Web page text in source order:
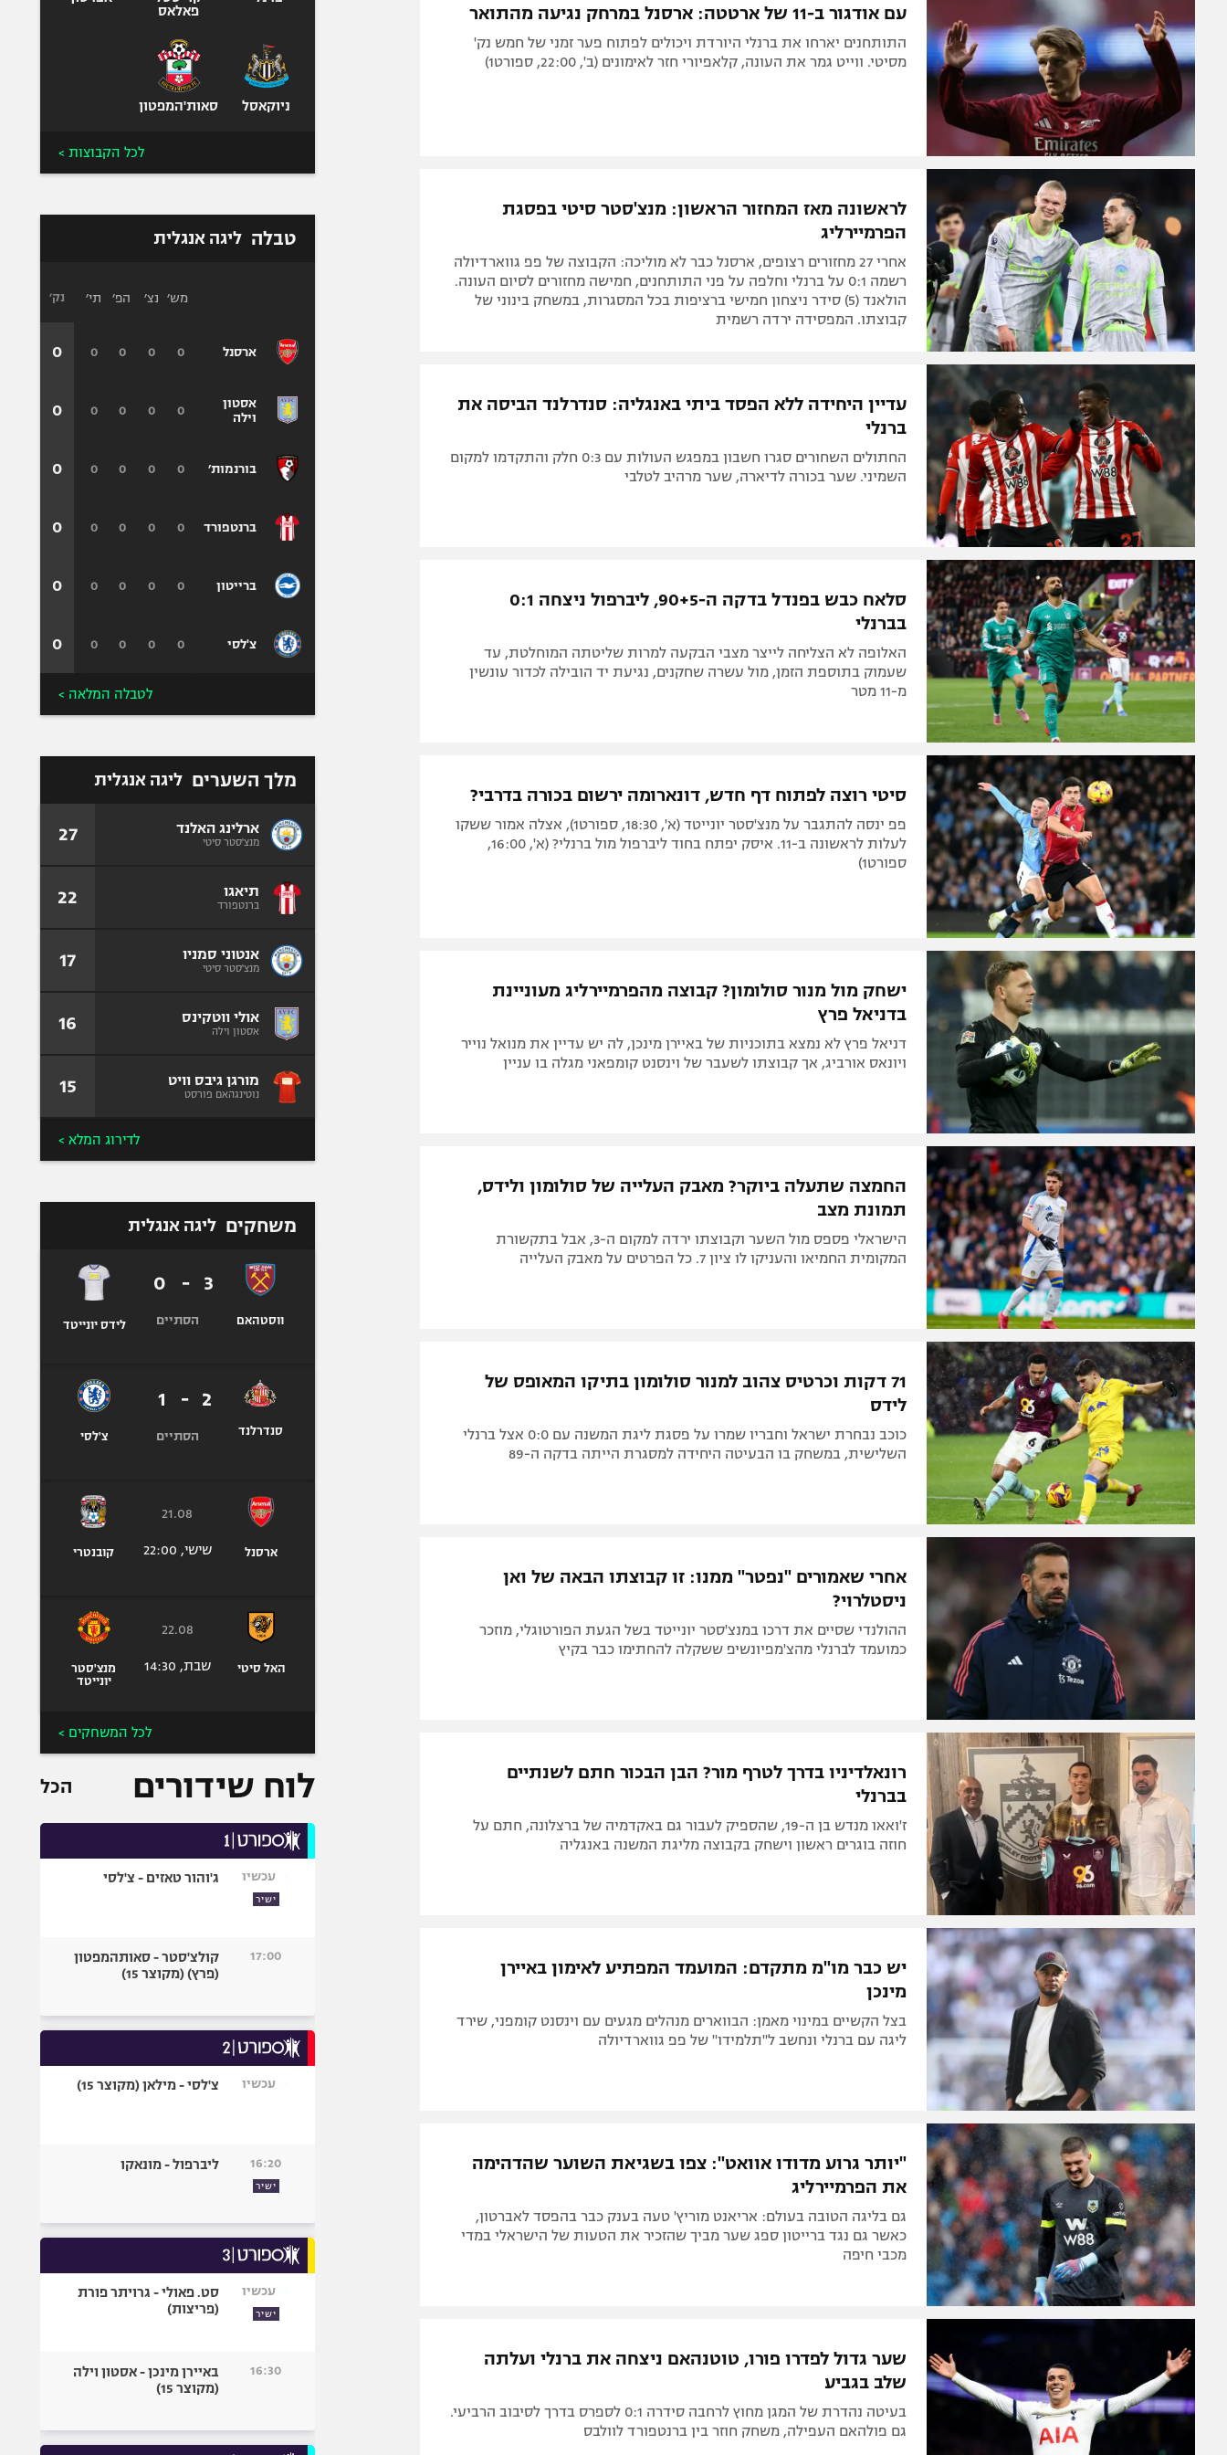
עם אודגור ב-11 של ארטטה: ארסנל במרחק נגיעה מהתואר
התותחנים יארחו את ברנלי היורדת ויכולים לפתוח פער זמני של חמש נק'
מסיטי. ווייט גמר את העונה, קלאפיורי חזר לאימונים (ב', 22:00, ספורט1)
לראשונה מאז המחזור הראשון: מנצ'סטר סיטי בפסגת
הפרמיירליג
אחרי 27 מחזורים רצופים, ארסנל כבר לא מוליכה: הקבוצה של פפ גווארדיולה
רשמה 0:1 על ברנלי וחלפה על פני התותחנים, חמישה מחזורים לסיום העונה.
הולאנד (5) סידר ניצחון חמישי ברציפות בכל המסגרות, במשחק בינוני של
קבוצתו. המפסידה ירדה רשמית
עדיין היחידה ללא הפסד ביתי באנגליה: סנדרלנד הביסה את
ברנלי
החתולים השחורים סגרו חשבון במפגש העולות עם 0:3 חלק והתקדמו למקום
השמיני. שער בכורה לדיארה, שער מרהיב לטלבי
סלאח כבש בפנדל בדקה ה-90+5, ליברפול ניצחה 0:1
בברנלי
האלופה לא הצליחה לייצר מצבי הבקעה למרות שליטתה המוחלטת, עד
שעמוק בתוספת הזמן, מול עשרה שחקנים, נגיעת יד הובילה לכדור עונשין
מ-11 מטר
סיטי רוצה לפתוח דף חדש, דונארומה ירשום בכורה בדרבי?
פפ ינסה להתגבר על מנצ'סטר יונייטד (א', 18:30, ספורט1), אצלה אמור ששקו
לעלות לראשונה ב-11. איסק יפתח בחוד ליברפול מול ברנלי? (א', 16:00,
ספורט1)
ישחק מול מנור סולומון? קבוצה מהפרמיירליג מעוניינת
בדניאל פרץ
דניאל פרץ לא נמצא בתוכניות של באיירן מינכן, לה יש עדיין את מנואל נוייר
ויונאס אורביג, אך קבוצתו לשעבר של וינסנט קומפאני מגלה בו עניין
החמצה שתעלה ביוקר? מאבק העלייה של סולומון ולידס,
תמונת מצב
הישראלי פספס מול השער וקבוצתו ירדה למקום ה-3, אבל בתקשורת
המקומית החמיאו והעניקו לו ציון 7. כל הפרטים על מאבק העלייה
71 דקות וכרטיס צהוב למנור סולומון בתיקו המאופס של
לידס
כוכב נבחרת ישראל וחבריו שמרו על פסגת ליגת המשנה עם 0:0 אצל ברנלי
השלישית, במשחק בו הבעיטה היחידה למסגרת הייתה בדקה ה-89
אחרי שאמורים "נפטר" ממנו: זו קבוצתו הבאה של ואן
ניסטלרוי?
ההולנדי שסיים את דרכו במנצ'סטר יונייטד בשל הגעת הפורטוגלי, מוזכר
כמועמד לברנלי מהצ'מפיונשיפ ששקלה להחתימו כבר בקיץ
רונאלדיניו בדרך לטרף מור? הבן הבכור חתם לשנתיים
בברנלי
ז'ואאו מנדש בן ה-19, שהספיק לעבור גם באקדמיה של ברצלונה, חתם על
חוזה בוגרים ראשון וישחק בקבוצה מליגת המשנה באנגליה
יש כבר מו"מ מתקדם: המועמד המפתיע לאימון באיירן
מינכן
בצל הקשיים במינוי מאמן: הבווארים מנהלים מגעים עם וינסנט קומפני, שירד
ליגה עם ברנלי ונחשב ל"תלמידו" של פפ גווארדיולה
"יותר גרוע מדודו אוואט": צפו בשגיאת השוער שהדהימה
את הפרמיירליג
גם בליגה הטובה בעולם: אריאנט מוריץ' טעה בענק כבר בהפסד לאברטון,
כאשר גם נגד ברייטון ספג שער מביך שהזכיר את הטעות של הישראלי במדי
מכבי חיפה
שער גדול לפדרו פורו, טוטנהאם ניצחה את ברנלי ועלתה
שלב בגביע
בעיטה נהדרת של המגן מחוץ לרחבה סידרה 0:1 לספרס בדרך לסיבוב הרביעי.
גם פולהאם העפילה, משחק חוזר בין ברנטפורד לוולבס
פאלאס
ניוקאסל סאות'המפטון
לכל הקבוצות >
טבלה ליגה אנגלית
ארסנל
אסטון
וילה
בורנמות׳
ברנטפורד
ברייטון
צ'לסי
מש׳ נצ׳ הפ׳ תי׳
0
0
0
0
0
0
0
0
0
0
0
0
0
0
0
0
0
0
0
0
0
0
0
0
נק׳
0
0
0
0
0
0
לטבלה המלאה >
מלך השערים ליגה אנגלית
ארלינג האלנד
מנצ'סטר סיטי 27
תיאגו
ברנטפורד 22
אנטוני סמניו
מנצ'סטר סיטי 17
אולי ווטקינס
אסטון וילה 16
מורגן גיבס וויט
נוטינגהאם פורסט 15
לדירוג המלא >
משחקים ליגה אנגלית
ווסטהאם
3
-
0
הסתיים לידס יונייטד
סנדרלנד
2
-
1
הסתיים צ'לסי
ארסנל
21.08
שישי, 22:00 קובנטרי
האל סיטי
22.08
שבת, 14:30
מנצ'סטר
יונייטד
לכל המשחקים >
לוח שידורים הכל
עכשיו
ישיר
ג'והור טאזים - צ'לסי
17:00
קולצ'סטר - סאותהמפטון
(פרץ) (מקוצר 15)
עכשיו צ'לסי - מילאן (מקוצר 15)
16:20
ישיר
ליברפול - מונאקו
עכשיו
ישיר
סט. פאולי - גרויתר פורת
(פריצות)
16:30
באיירן מינכן - אסטון וילה
(מקוצר 15)